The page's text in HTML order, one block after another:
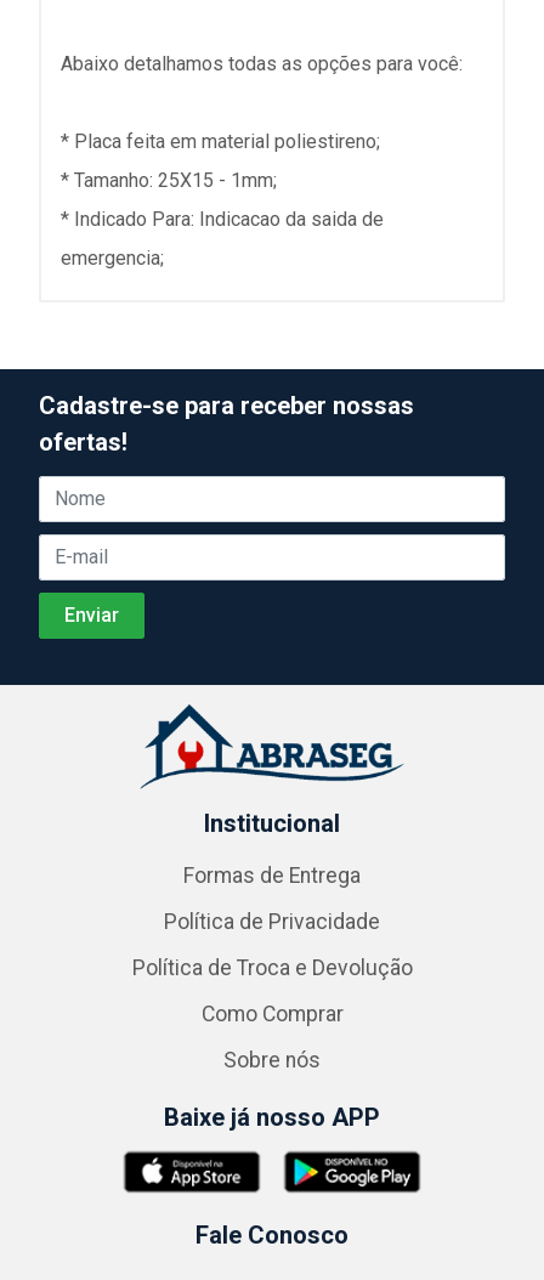
Abaixo detalhamos todas as opções para você:
* Placa feita em material poliestireno;
* Tamanho: 25X15 - 1mm;
* Indicado Para: Indicacao da saida de
emergencia;
Cadastre-se para receber nossas
ofertas!
Institucional
Formas de Entrega
Política de Privacidade
Política de Troca e Devolução
Como Comprar
Sobre nós
Baixe já nosso APP
Fale Conosco